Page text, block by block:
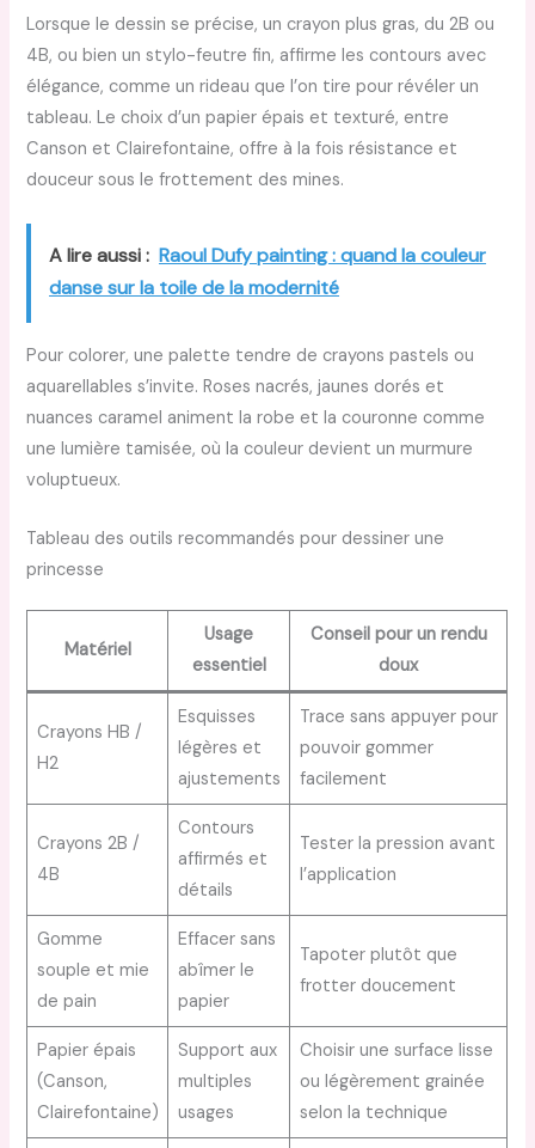
Lorsque le dessin se précise, un crayon plus gras, du 2B ou
4B, ou bien un stylo-feutre fin, affirme les contours avec
élégance, comme un rideau que l’on tire pour révéler un
tableau. Le choix d’un papier épais et texturé, entre
Canson et Clairefontaine, offre à la fois résistance et
douceur sous le frottement des mines.
A lire aussi : Raoul Dufy painting : quand la couleur
danse sur la toile de la modernité
Pour colorer, une palette tendre de crayons pastels ou
aquarellables s’invite. Roses nacrés, jaunes dorés et
nuances caramel animent la robe et la couronne comme
une lumière tamisée, où la couleur devient un murmure
voluptueux.
Tableau des outils recommandés pour dessiner une
princesse
Matériel
Usage
essentiel
Conseil pour un rendu
doux
Crayons HB /
H2
Esquisses
légères et
ajustements
Trace sans appuyer pour
pouvoir gommer
facilement
Crayons 2B /
4B
Contours
affirmés et
détails
Tester la pression avant
l’application
Gomme
souple et mie
de pain
Effacer sans
abîmer le
papier
Tapoter plutôt que
frotter doucement
Papier épais
(Canson,
Clairefontaine)
Support aux
multiples
usages
Choisir une surface lisse
ou légèrement grainée
selon la technique